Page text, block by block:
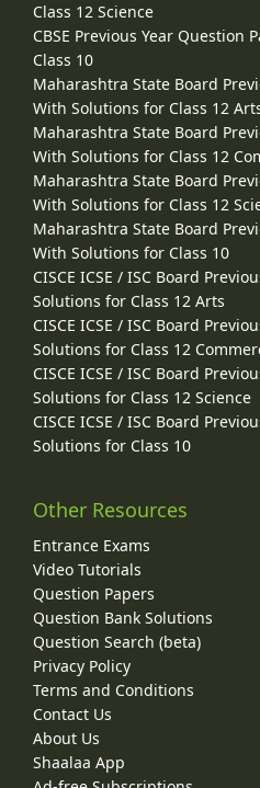
Class 12 Science
CBSE Previous Year Question
Class 10
Maharashtra State Board
With Solutions for Class 12
Maharashtra State Board
With Solutions for Class 12
Maharashtra State Board
With Solutions for Class 12
Maharashtra State Board
With Solutions for Class 10
CISCE ICSE / ISC Board
Solutions for Class 12 Arts
CISCE ICSE / ISC Board
Solutions for Class 12
CISCE ICSE / ISC Board
Solutions for Class 12 Science
CISCE ICSE / ISC Board
Solutions for Class 10
Other Resources
Entrance Exams
Video Tutorials
Question Papers
Question Bank Solutions
Question Search (beta)
Privacy Policy
Terms and Conditions
Contact Us
About Us
Shaalaa App